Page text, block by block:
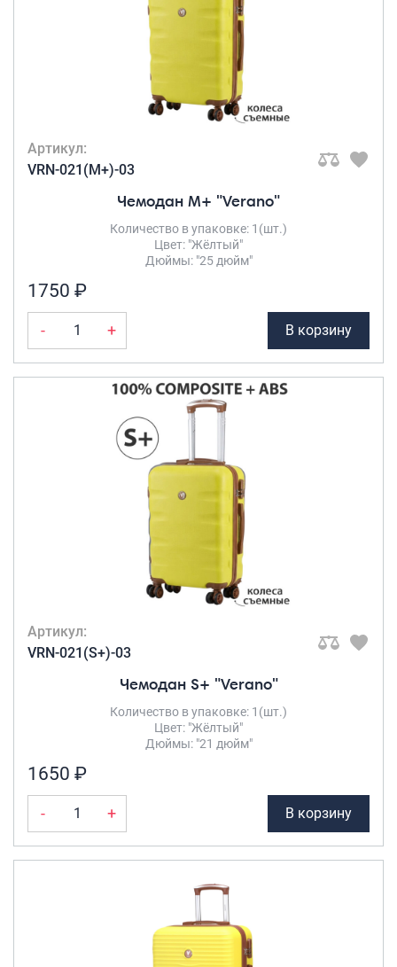
Артикул:
VRN-021(M+)-03
Чемодан M+ "Verano"
Количество в упаковке: 1(шт.)
Цвет: "Жёлтый"
Дюймы: "25 дюйм"
1750 ₽
- + В корзину
Артикул:
VRN-021(S+)-03
Чемодан S+ "Verano"
Количество в упаковке: 1(шт.)
Цвет: "Жёлтый"
Дюймы: "21 дюйм"
1650 ₽
- + В корзину